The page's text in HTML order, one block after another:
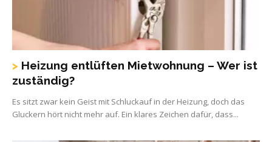
Heizung entlüften Mietwohnung – Wer ist
zuständig?
Es sitzt zwar kein Geist mit Schluckauf in der Heizung, doch das
Gluckern hört nicht mehr auf. Ein klares Zeichen dafür, dass...